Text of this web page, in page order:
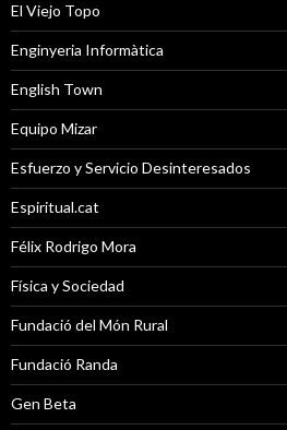
El Viejo Topo
Enginyeria Informàtica
English Town
Equipo Mizar
Esfuerzo y Servicio Desinteresados
Espiritual.cat
Félix Rodrigo Mora
Física y Sociedad
Fundació del Món Rural
Fundació Randa
Gen Beta